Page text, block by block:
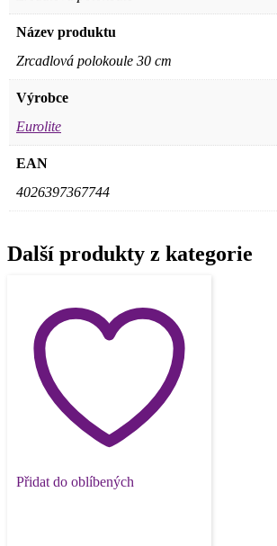
Název produktu
Zrcadlová polokoule 30 cm
Výrobce
Eurolite
EAN
4026397367744
Další produkty z kategorie
Přidat do oblíbených